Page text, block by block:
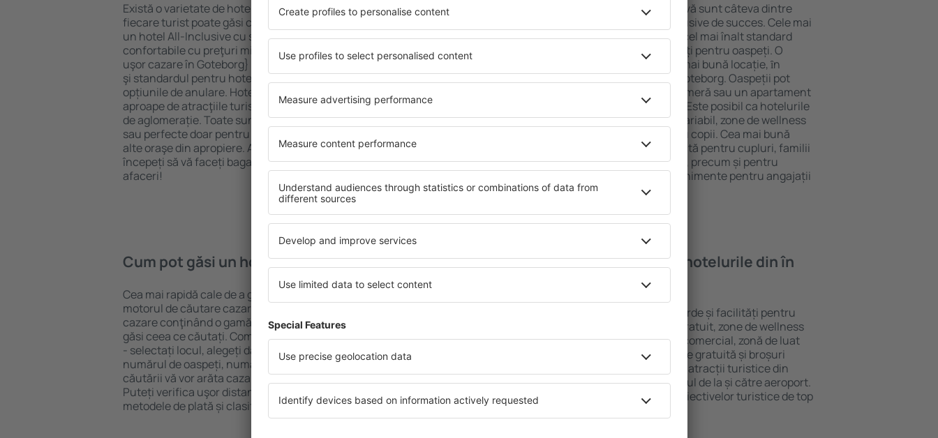
Există o varietate de hoteluri disponibile în Goteborg, astfel încât
fiecare turist poate găsi cazare potrivită nevoilor sale. Preferați
un hotel All-Inclusive cu standarde ȋnalte sau preferați hoteluri
confortabile cu preţuri mici? Cu ajutorul nostru puteți rezerva
uşor cazare în Goteborg} pentru orice buget! Selectați destinația
şi standardul pentru hotel, verificați metodele de plată și
opțiunile de anulare. Hotelurile în Goteborg sunt situate atât
aproape de atracţiile turistice populare, cât și puțin mai departe
de aglomerație. Toate sunt disponibile pentru o vacanță lungă
sau perfecte doar pentru o noapte atunci când doriţi să vizitaţi şi
alte oraşe din apropiere. Alegeți hotelul care vi se potriveşte și
începeți să vă faceți bagajele pentru o vacanţă sau călătorie de
afaceri!
O varietate de servicii și o locație atractivă sunt câteva dintre
elementele cheie ale unui hotel All-Inclusive de succes. Cele mai
bune hoteluri din Goteborg garantează cel mai înalt standard
pentru servicii și o gamă largă de facilități pentru oaspeți. O
cazare cu standarde ridicate oferă cea mai bună locație, ȋn
apropiere de principalele distracţii din Goteborg. Oaspeții pot
folosi parcarea gratuită și pot alege o cameră sau un apartament
care să corespundă perfect nevoilor lor. Este posibil ca hotelurile
cu standarde ȋnalte să ofere un meniu variabil, zone de wellness
precum spa și fitness, și activități pentru copii. Cea mai bună
cazare în Goteborg este o alegere perfectă pentru cupluri, familii
și persoane aflate în călătorie de afaceri, precum și pentru
companii care doresc să organizeze evenimente pentru angajații
lor.
Cum pot găsi un hotel în Goteborg?
Cea mai rapidă cale de a găsi un hotel în Goteborg este folosind
motorul de căutare cazare eSky. Baza mare de date cu locuri de
cazare conţinând o gamă largă de opţiuni este o garanție că veți
găsi ceea ce căutați. Completați câmpurile motorului de căutare
- selectați locul, alegeți data de check-in și check-out, adăugați
numărul de oaspeți, numărul de camere şi gata! Rezultatele
căutării vă vor arăta cazarea disponibilă ȋn perioada selectată.
Puteți verifica uşor distanța de la hotel ȋn centrul orașului,
metodele de plată și clasificarea hotelului.
Ce fel de facilităţi voi găsi ȋn hotelurile din în
Hotelurile în Goteborg au diferite standarde și facilități pentru
oaspeți. Cele mai frecvente sunt Wi-Fi gratuit, zone de wellness
cu SPA, mini bar/seif în cameră, centru comercial, zonă de luat
masa, zonă de joacă pentru copii, parcare gratuită și broșuri
informative despre cele mai interesante atracții turistice din
zonă. Unele proprietăți includ și transferul de la și către aeroport.
Uneori, acestea încurajează vizitarea obiectivelor turistice de top
în Goteborg.